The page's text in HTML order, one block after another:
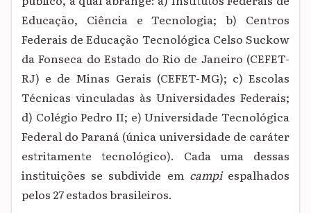
Educação, Ciência e Tecnologia; b) Centros
Federais de Educação Tecnológica Celso Suckow
da Fonseca do Estado do Rio de Janeiro (CEFET-
RJ) e de Minas Gerais (CEFET-MG); c) Escolas
Técnicas vinculadas às Universidades Federais;
d) Colégio Pedro II; e) Universidade Tecnológica
Federal do Paraná (única universidade de caráter
estritamente tecnológico). Cada uma dessas
instituições se subdivide em campiespalhados
pelos 27 estados brasileiros.